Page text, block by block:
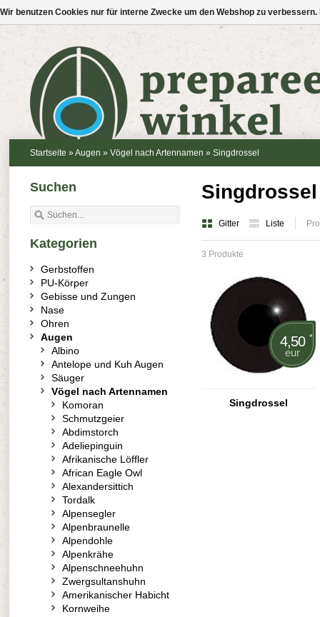
Startseite » Augen » Vögel nach Artennamen » Singdrossel
Singdrossel
Gitter Liste
3 Produkte
4,50 *
eur
Singdrossel
Suchen
Kategorien
Gerbstoffen
PU-Körper
Gebisse und Zungen
Nase
Ohren
Augen
Albino
Antelope und Kuh Augen
Säuger
Vögel nach Artennamen
Komoran
Schmutzgeier
Abdimstorch
Adeliepinguin
Afrikanische Löffler
African Eagle Owl
Alexandersittich
Tordalk
Alpensegler
Alpenbraunelle
Alpendohle
Alpenkrähe
Alpenschneehuhn
Zwergsultanshuhn
Amerikanischer Habicht
Kornweihe
Wir benutzen Cookies nur für interne Zwecke um den Webshop zu